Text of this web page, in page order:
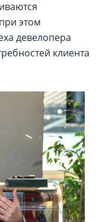
этом
девелопера
клиента